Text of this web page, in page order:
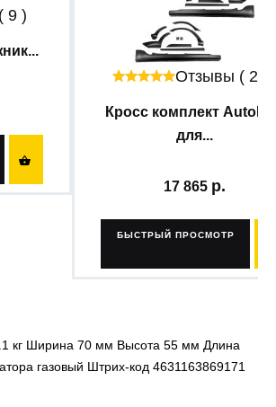
9 )

Отзывы ( 23 )
Кросс комплект
для...
17 865
БЫСТРЫЙ ПРОСМОТР
кг Ширина 70 мм Высота 55 мм Длина
газовый Штрих-код 4631163869171